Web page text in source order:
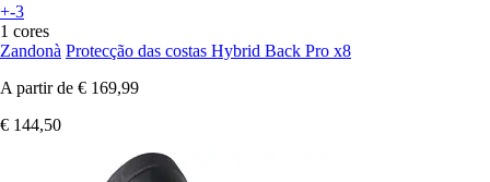
+-3
1 cores
Zandonà Protecção das costas Hybrid Back Pro x8
A partir de € 169,99
€ 144,50